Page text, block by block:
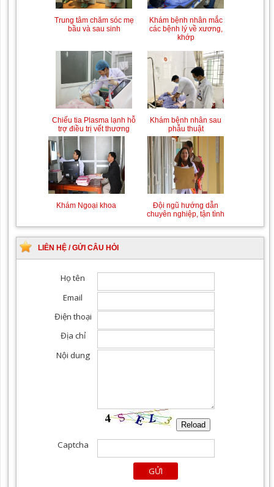
Trung tâm chăm sóc mẹ
bầu và sau sinh
Khám bệnh nhân mắc
các bệnh lý về xương,
khớp
Chiếu tia Plasma lạnh hỗ
trợ điều trị vết thương
Khám bệnh nhân sau
phẫu thuật
Khám Ngoại khoa
Đội ngũ hướng dẫn
chuyên nghiệp, tận tình
LIÊN HỆ / GỬI CÂU HỎI